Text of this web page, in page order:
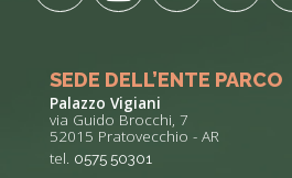
SEDE DELL’ENTE PARCO
Palazzo Vigiani
via Guido Brocchi, 7
52015 Pratovecchio - AR
tel. 0575 50301